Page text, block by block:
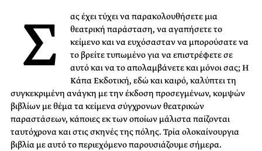
Σ
ας έχει τύχει να παρακολουθήσετε μια
θεατρική παράσταση, να αγαπήσετε το
κείμενο και να ευχόσασταν να μπορούσατε να
το βρείτε τυπωμένο για να επιστρέφετε σε
αυτό και να το απολαμβάνετε και μόνοι σας; Η
Κάπα Εκδοτική, εδώ και καιρό, καλύπτει τη
συγκεκριμένη ανάγκη με την έκδοση προσεγμένων, κομψών
βιβλίων με θέμα τα κείμενα σύγχρονων θεατρικών
παραστάσεων, κάποιες εκ των οποίων μάλιστα παίζονται
ταυτόχρονα και στις σκηνές της πόλης. Τρία ολοκαίνουργια
βιβλία με αυτό το περιεχόμενο παρουσιάζουμε σήμερα.